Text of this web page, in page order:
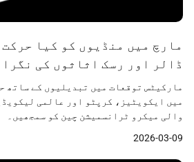
مارچ میں منڈیوں کو کیا
ڈالر اور رسک اثاثوں کی
مارکیٹس توقعات میں تبدیلیوں کے ساتھ
میں ایکویٹیز، کرپٹو اور عالمی
والی میکرو ٹرانسمیشن چین کو سمجھیں۔
2026-03-09